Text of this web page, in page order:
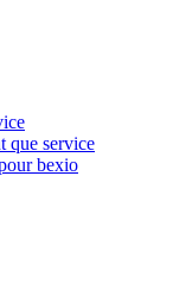
que service
bexio